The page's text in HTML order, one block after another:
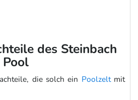
des Steinbach
die solch ein Poolzeltmit